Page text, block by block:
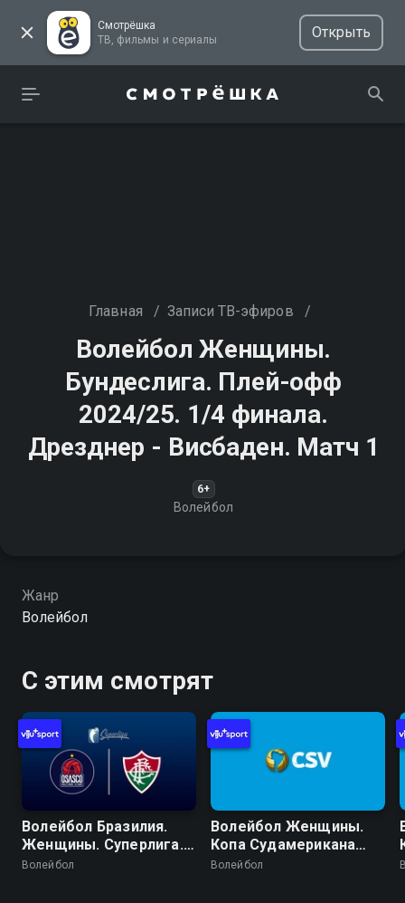
Смотрёшка
ТВ, фильмы и сериалы
Открыть
Главная / Записи ТВ-эфиров /
Волейбол Женщины.
Бундеслига. Плей-офф
2024/25. 1/4 финала.
Дрезднер - Висбаден. Матч 1
6+
Волейбол
Жанр
Волейбол
С этим смотрят
Волейбол Бразилия.
Женщины. Суперлига.
Регулярный сезон
Волейбол
Волейбол Женщины.
Копа Судамерикана
2026 (Лима, Перу).
Волейбол